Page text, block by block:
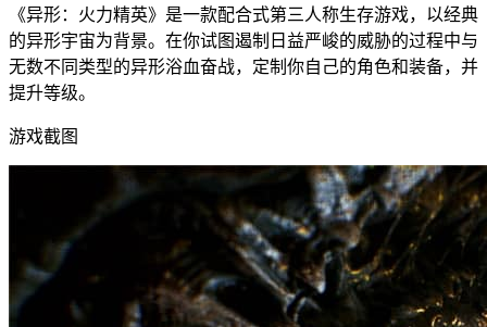
《异形：火力精英》是一款配合式第三人称生存游戏，以经典
的异形宇宙为背景。在你试图遏制日益严峻的威胁的过程中与
无数不同类型的异形浴血奋战，定制你自己的角色和装备，并
提升等级。
游戏截图